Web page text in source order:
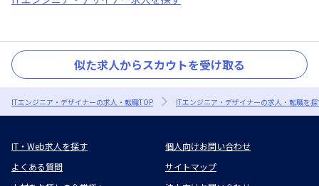
似た求人からスカウトを受け取る
ITエンジニア・デザイナーの求人・転職TOP ITエンジニア・デザイナーの求人・転職を
IT・Web求人を探す
個人向けお問い合わせ
よくある質問
サイトマップ